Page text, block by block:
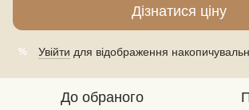
Дізнатися ціну
% Увійти для відображення
До обраного